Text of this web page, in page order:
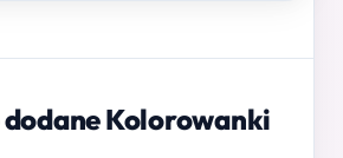
Kolorowanki